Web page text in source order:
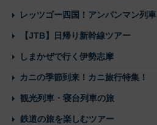
レッツゴー四国！アンパンマン列車
【JTB】日帰り新幹線ツアー
しまかぜで行く伊勢志摩
カニの季節到来！カニ旅行特集！
観光列車・寝台列車の旅
鉄道の旅を楽しむツアー